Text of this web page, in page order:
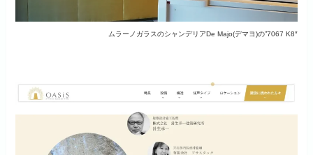
ムラーノガラスのシャンデリアDe Majo(デマヨ)の”7067 K8″